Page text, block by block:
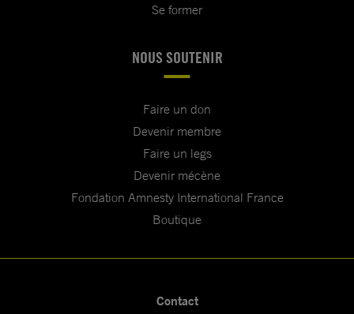
Se former
NOUS SOUTENIR
Faire un don
Devenir membre
Faire un legs
Devenir mécène
Fondation Amnesty International France
Boutique
Contact